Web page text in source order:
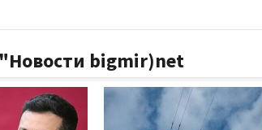
bigmir)net